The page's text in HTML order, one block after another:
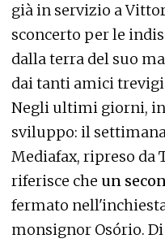
già in servizio a
sconcerto per le
dalla terra del suo
dai tanti amici
Negli ultimi giorni,
sviluppo: il
Mediafax, ripreso da
riferisce che un
fermato
monsignor Osório.